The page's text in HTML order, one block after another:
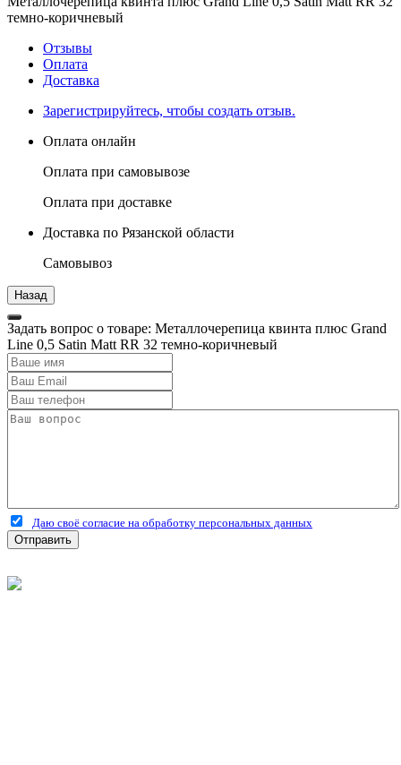
темно-коричневый
Отзывы
Оплата
Доставка
Зарегистрируйтесь, чтобы создать отзыв.
Оплата онлайн
Оплата при самовывозе
Оплата при доставке
Доставка по Рязанской области
Самовывоз
Задать вопрос о товаре: Металлочерепица квинта плюс Grand
Line 0,5 Satin Мatt RR 32 темно-коричневый
Даю своё согласие на обработку персональных данных
Отправить